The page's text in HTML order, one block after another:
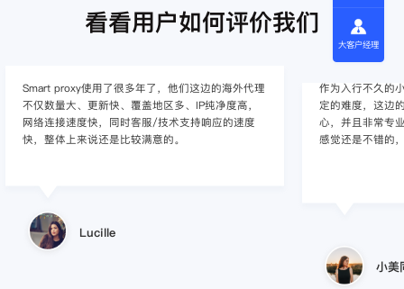
看看用户如何评价我们
Smart proxy使用了很多年了，他们这边的海外代理
不仅数量大、更新快、覆盖地区多、IP纯净度高，
网络连接速度快，同时客服/技术支持响应的速度
快，整体上来说还是比较满意的。
Lucille
作为入行不久的
定的难度，这边
心，并且非常专
感觉还是不错的
小美
大客户经理